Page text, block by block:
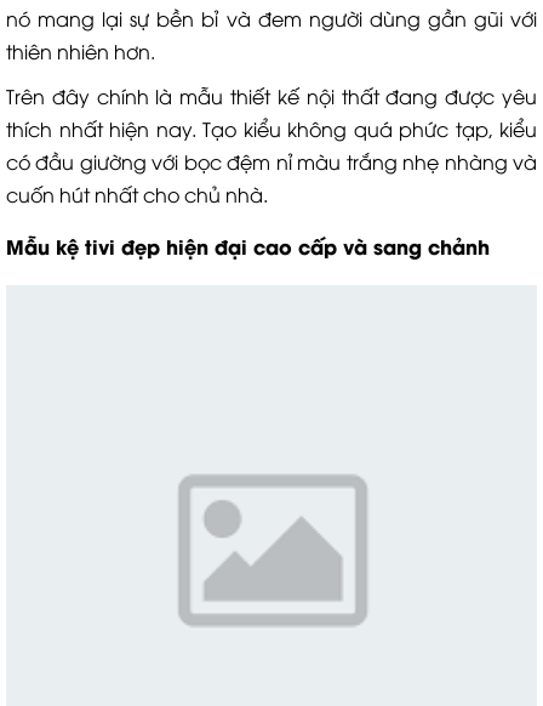
nó mang lại sự bền bỉ và đem người dùng gần gũi với
thiên nhiên hơn.
Trên đây chính là mẫu thiết kế nội thất đang được yêu
thích nhất hiện nay. Tạo kiểu không quá phức tạp, kiểu
có đầu giường với bọc đệm nỉ màu trắng nhẹ nhàng và
cuốn hút nhất cho chủ nhà.
Mẫu kệ tivi đẹp hiện đại cao cấp và sang chảnh